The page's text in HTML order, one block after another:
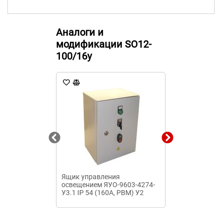
Аналоги и
модификации SO12-
100/16y
Ящик управления
освещением ЯУО-9603-4274-
У3.1 IP 54 (160А, РВМ) У2